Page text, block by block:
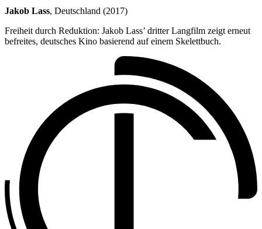
Jakob Lass, Deutschland (2017)
Freiheit durch Reduktion: Jakob Lass’ dritter Langfilm zeigt erneut
befreites, deutsches Kino basierend auf einem Skelettbuch.